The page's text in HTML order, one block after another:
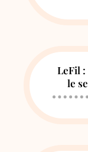
LeFil :
le